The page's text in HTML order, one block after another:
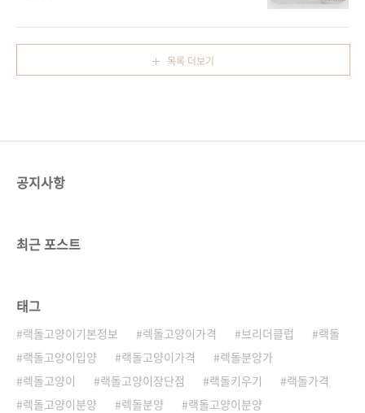
입니다.그들의 온화한 성격 덕분에 렉돌은 가족
단위로 입양을 고려하는 분들에게 매우 적합한
반려동물입니다.특히, 렉돌은 사람을 잘 따르고,
주인의 품에 안겨 있을 때 마치 ..
에 대해 자세히 알아보겠습니다. 랙돌 고양이
은 태어날 때는 일반적인 크기의 고양이지만, 성
목록 더보기
공지사항
최근 포스트
태그
랙돌고양이기본정보 렉돌고양이가격 브리더클럽
랙돌
랙돌고양이입양
랙돌고양이가격
렉돌분양가
렉돌고양이
랙돌고양이장단점 랙돌키우기
랙돌가격
렉돌고양이분양
렉돌분양
랙돌고양이분양